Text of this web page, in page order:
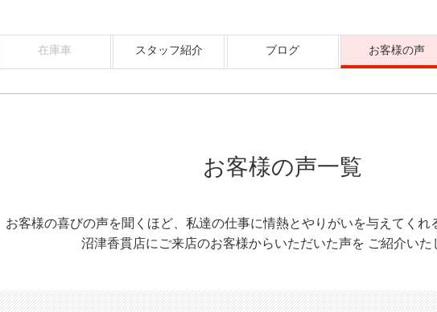
在庫車 スタッフ紹介 ブログ お客様の声
お客様の声一覧
お客様の喜びの声を聞くほど、私達の仕事に情熱とやりがいを与えてくれ
沼津香貫店にご来店のお客様からいただいた声を ご紹介いた